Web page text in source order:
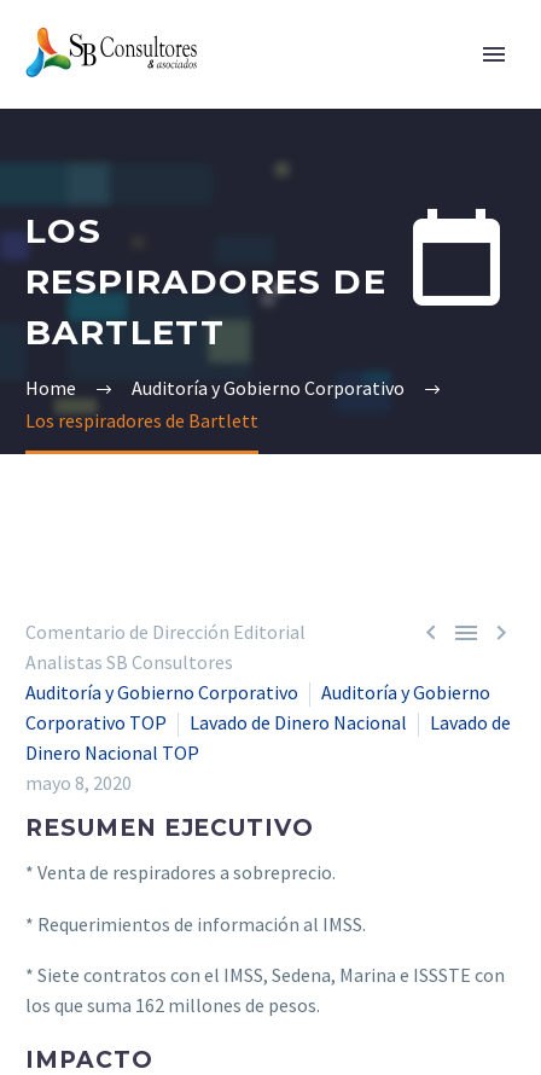


LOS
RESPIRADORES DE
BARTLETT
Home
Auditoría y Gobierno Corporativo
Los respiradores de Bartlett
  
Comentario de Dirección Editorial
Analistas SB Consultores
Auditoría y Gobierno Corporativo
Auditoría y Gobierno
Corporativo TOP
Lavado de Dinero Nacional
Lavado de
Dinero Nacional TOP
mayo 8, 2020
RESUMEN EJECUTIVO
* Venta de respiradores a sobreprecio.
* Requerimientos de información al IMSS.
* Siete contratos con el IMSS, Sedena, Marina e ISSSTE con
los que suma 162 millones de pesos.
IMPACTO